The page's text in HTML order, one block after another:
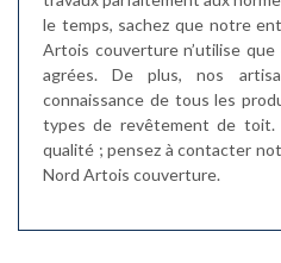
le temps, sachez que notre
Artois couverture n’utilise
agrées. De plus, nos
connaissance de tous les
types de revêtement de toit.
qualité ; pensez à contacter
Nord Artois couverture.